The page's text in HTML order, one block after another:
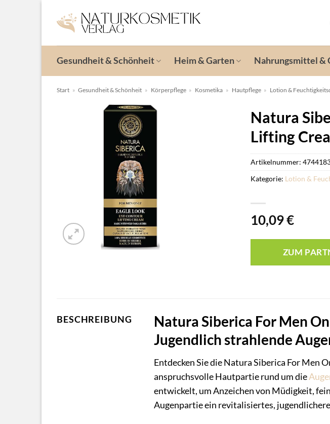
Inhalt
springen
Gesundheit & Schönheit Heim & Garten Nahrungsmittel &
Start » Gesundheit & Schönheit » Körperpflege » Kosmetika » Hautpflege » Lotion &
Natura
Lifting
10,09€
ZUM
Artikelnummer:
Kategorie: Lotion &
BESCHREIBUNG
Natura Siberica For Men
Jugendlich strahlende
Entdecken Sie die Natura Siberica For Men
anspruchsvolle Hautpartie rund um die
entwickelt, um Anzeichen von Müdigkeit,
Augenpartie ein revitalisiertes,